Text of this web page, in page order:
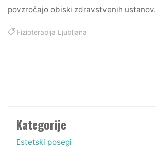
povzročajo obiski zdravstvenih ustanov.
Fizioterapija Ljubljana
Kategorije
Estetski posegi